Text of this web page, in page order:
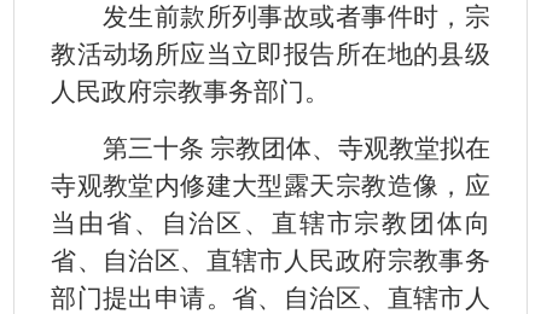
发生前款所列事故或者事件时，宗
教活动场所应当立即报告所在地的县级
人民政府宗教事务部门。
第三十条 宗教团体、寺观教堂拟在
寺观教堂内修建大型露天宗教造像，应
当由省、自治区、直辖市宗教团体向
省、自治区、直辖市人民政府宗教事务
部门提出申请。省、自治区、直辖市人